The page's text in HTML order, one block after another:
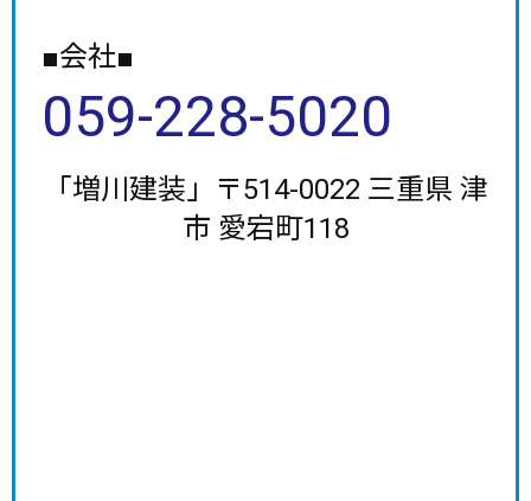
■会社■
059-228-5020
「増川建装」〒514-0022 三重県 津
市 愛宕町118